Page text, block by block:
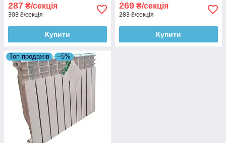
287 ₴/секція
303 ₴/секція
Купити
269 ₴/секція
283 ₴/секція
Купити
Топ продажів –5%